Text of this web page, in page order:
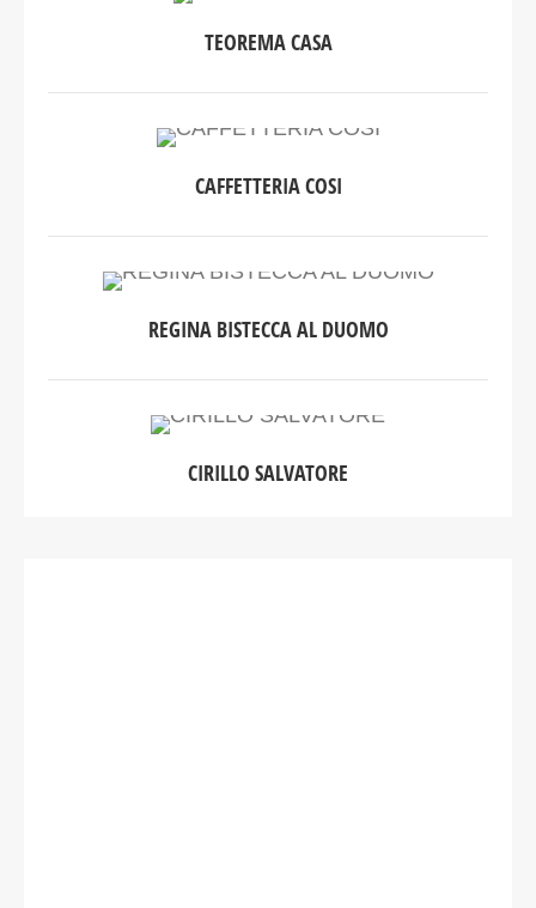
TEOREMA CASA
CAFFETTERIA COSI
REGINA BISTECCA AL DUOMO
CIRILLO SALVATORE